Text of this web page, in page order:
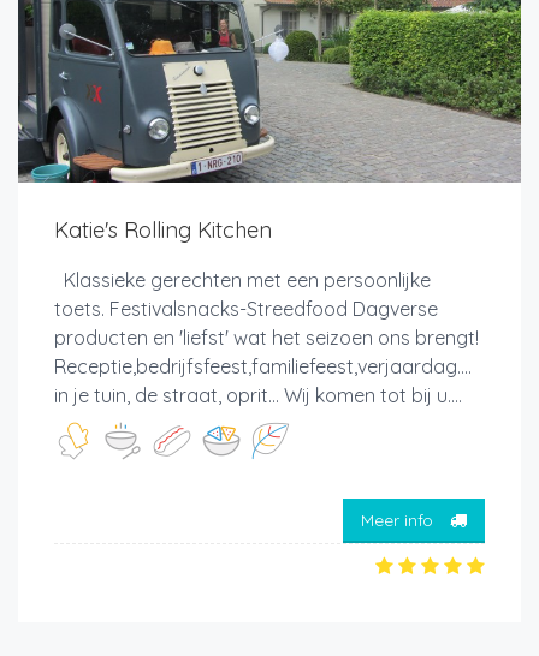
Katie's Rolling Kitchen
Klassieke gerechten met een persoonlijke
toets. Festivalsnacks-Streedfood Dagverse
producten en 'liefst' wat het seizoen ons brengt!
Receptie,bedrijfsfeest,familiefeest,verjaardag....
in je tuin, de straat, oprit... Wij komen tot bij u....
Meer info